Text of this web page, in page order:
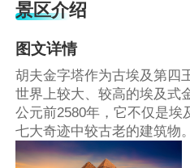
景区介绍
图文详情
胡夫金字塔作为古埃及第四
世界上较大、较高的埃及式
公元前2580年，它不仅是埃
七大奇迹中较古老的建筑物。